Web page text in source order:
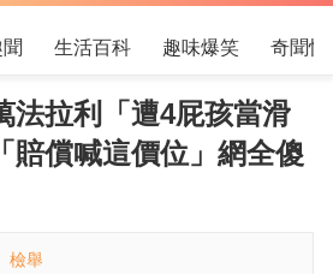
生活百科 趣味爆笑 奇聞怪
法拉利「遭4屁孩當滑
償喊這價位」網全傻
檢舉